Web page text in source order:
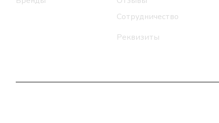
Сотрудничество
Реквизиты